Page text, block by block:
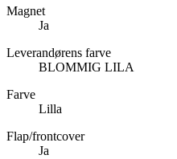
Magnet
Ja
Leverandørens farve
BLOMMIG LILA
Farve
Lilla
Flap/frontcover
Ja